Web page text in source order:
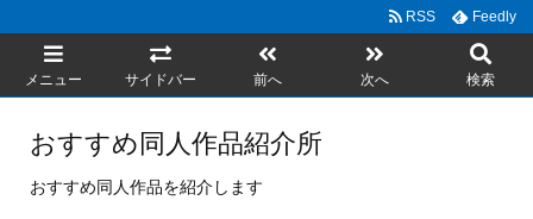
メニュー サイドバー 前へ 次へ 検索
RSS Feedly
おすすめ同人作品紹介所
おすすめ同人作品を紹介します